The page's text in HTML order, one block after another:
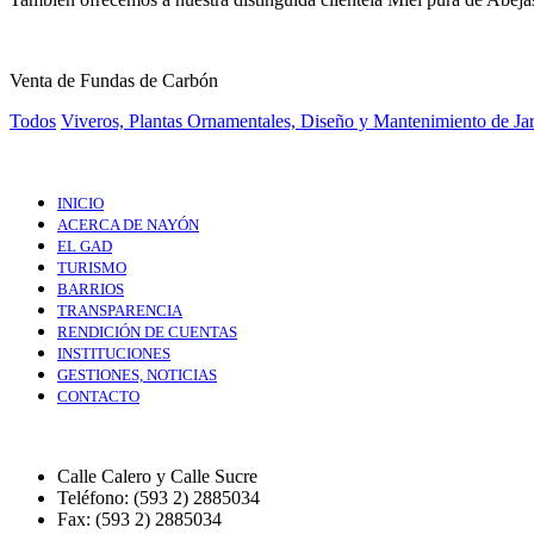
Venta de Fundas de Carbón
Todos Viveros, Plantas Ornamentales, Diseño y Mantenimiento de
INICIO
ACERCA DE NAYÓN
EL GAD
TURISMO
BARRIOS
TRANSPARENCIA
RENDICIÓN DE CUENTAS
INSTITUCIONES
GESTIONES, NOTICIAS
CONTACTO
Calle Calero y Calle Sucre
Teléfono: (593 2) 2885034
Fax: (593 2) 2885034